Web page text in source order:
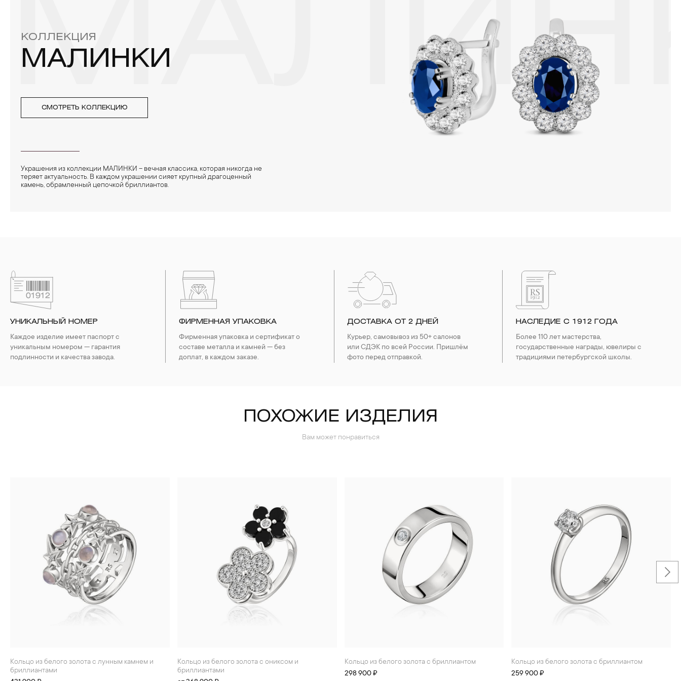
КОЛЛЕКЦИЯ
МАЛИНКИ
СМОТРЕТЬ КОЛЛЕКЦИЮ
Украшения из коллекции МАЛИНКИ – вечная классика, которая никогда не
теряет актуальность. В каждом украшении сияет крупный драгоценный
камень, обрамленный цепочкой бриллиантов.
УНИКАЛЬНЫЙ НОМЕР
Каждое изделие имеет паспорт с
уникальным номером — гарантия
подлинности и качества завода.
ФИРМЕННАЯ УПАКОВКА
Фирменная упаковка и сертификат о
составе металла и камней — без
доплат, в каждом заказе.
ДОСТАВКА ОТ 2 ДНЕЙ
Курьер, самовывоз из 50+ салонов
или СДЭК по всей России. Пришлём
фото перед отправкой.
НАСЛЕДИЕ С 1912 ГОДА
Более 110 лет мастерства,
государственные награды, ювелиры с
традициями петербургской школы.
ПОХОЖИЕ ИЗДЕЛИЯ
Вам может понравиться
Кольцо из белого золота с лунным камнем и
бриллиантами
Кольцо из белого золота с ониксом и
бриллиантами
Кольцо из белого золота с бриллиантом
298 900 ₽
Кольцо из белого золота с бриллиантом
259 900 ₽